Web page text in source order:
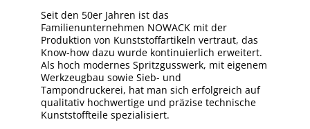
Seit den 50er Jahren ist das
Familienunternehmen NOWACK mit der
Produktion von Kunststoffartikeln vertraut, das
Know-how dazu wurde kontinuierlich erweitert.
Als hoch modernes Spritzgusswerk, mit eigenem
Werkzeugbau sowie Sieb- und
Tampondruckerei, hat man sich erfolgreich auf
qualitativ hochwertige und präzise technische
Kunststoffteile spezialisiert.